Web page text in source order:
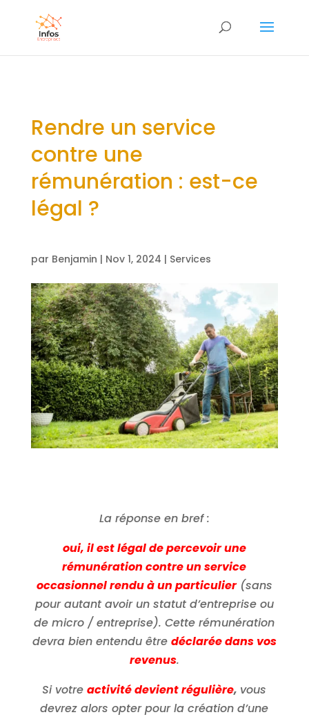
Rendre un service
contre une
rémunération : est-ce
légal ?
par Benjamin | Nov 1, 2024 | Services
La réponse en bref :
oui, il est légal de percevoir une
rémunération contre un service
occasionnel rendu à un particulier(sans
pour autant avoir un statut d’entreprise ou
de micro / entreprise). Cette rémunération
devra bien entendu être déclarée dans vos
revenus.
Si votreactivité devient régulière, vous
devrez alors opter pour la création d’une